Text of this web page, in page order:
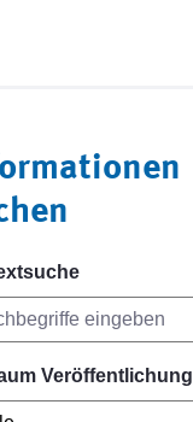
Veröffentlichung